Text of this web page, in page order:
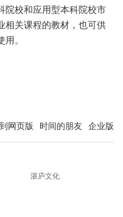
院校和应用型本科院校市
相关课程的教材，也可供
。
网页版 时间的朋友 企业版
湛庐文化